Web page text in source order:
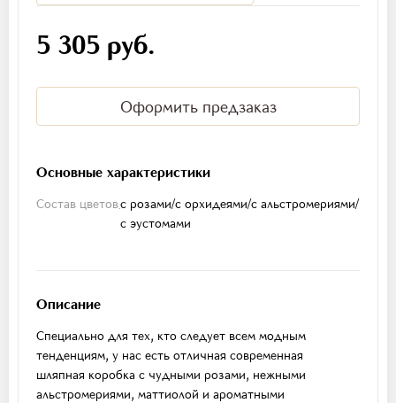
5 305 руб.
Оформить предзаказ
Основные характеристики
Состав цветовс розами/с орхидеями/с альстромериями/
с эустомами
Описание
Специально для тех, кто следует всем модным
тенденциям, у нас есть отличная современная
шляпная коробка с чудными розами, нежными
альстромериями, маттиолой и ароматными